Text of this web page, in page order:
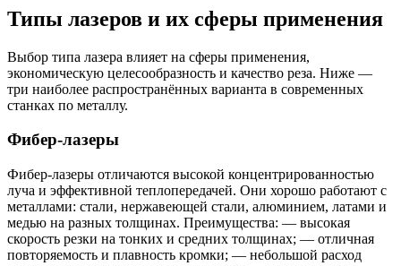
Типы лазеров и их сферы применения
Выбор типа лазера влияет на сферы применения,
экономическую целесообразность и качество реза. Ниже —
три наиболее распространённых варианта в современных
станках по металлу.
Фибер-лазеры
Фибер-лазеры отличаются высокой концентрированностью
луча и эффективной теплопередачей. Они хорошо работают с
металлами: стали, нержавеющей стали, алюминием, латами и
медью на разных толщинах. Преимущества: — высокая
скорость резки на тонких и средних толщинах; — отличная
повторяемость и плавность кромки; — небольшой расход